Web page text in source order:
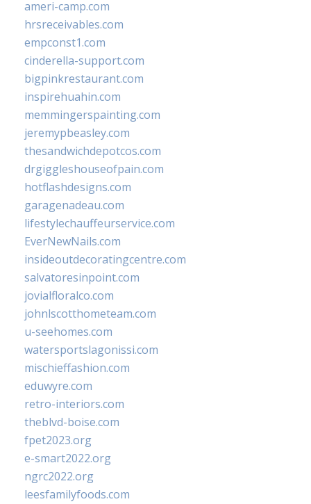
ameri-camp.com
hrsreceivables.com
empconst1.com
cinderella-support.com
bigpinkrestaurant.com
inspirehuahin.com
memmingerspainting.com
jeremypbeasley.com
thesandwichdepotcos.com
drgiggleshouseofpain.com
hotflashdesigns.com
garagenadeau.com
lifestylechauffeurservice.com
EverNewNails.com
insideoutdecoratingcentre.com
salvatoresinpoint.com
jovialfloralco.com
johnlscotthometeam.com
u-seehomes.com
watersportslagonissi.com
mischieffashion.com
eduwyre.com
retro-interiors.com
theblvd-boise.com
fpet2023.org
e-smart2022.org
ngrc2022.org
leesfamilyfoods.com